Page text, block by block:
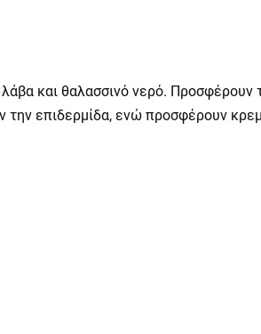
και θαλασσινό νερό. Προσφέρουν
την επιδερμίδα, ενώ προσφέρουν